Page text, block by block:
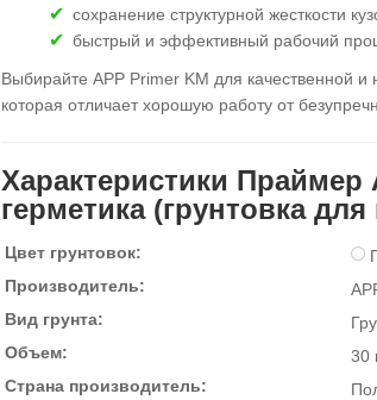
сохранение структурной жесткости
быстрый и эффективный рабочий
Выбирайте APP Primer KM для качественной и
которая отличает хорошую работу от
Характеристики Праймер
герметика (грунтовка
Цвет грунтовок:
Производитель:
Вид грунта:
Объем:
30
Страна производитель: